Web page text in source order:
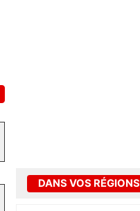
DANS VOS RÉGIONS